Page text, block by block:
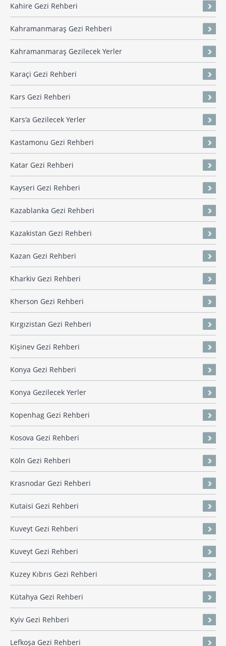
Kahire Gezi Rehberi
Kahramanmaraş Gezi Rehberi
Kahramanmaraş Gezilecek Yerler
Karaçi Gezi Rehberi
Kars Gezi Rehberi
Kars'a Gezilecek Yerler
Kastamonu Gezi Rehberi
Katar Gezi Rehberi
Kayseri Gezi Rehberi
Kazablanka Gezi Rehberi
Kazakistan Gezi Rehberi
Kazan Gezi Rehberi
Kharkiv Gezi Rehberi
Kherson Gezi Rehberi
Kırgızistan Gezi Rehberi
Kişinev Gezi Rehberi
Konya Gezi Rehberi
Konya Gezilecek Yerler
Kopenhag Gezi Rehberi
Kosova Gezi Rehberi
Köln Gezi Rehberi
Krasnodar Gezi Rehberi
Kutaisi Gezi Rehberi
Kuveyt Gezi Rehberi
Kuveyt Gezi Rehberi
Kuzey Kıbrıs Gezi Rehberi
Kütahya Gezi Rehberi
Kyiv Gezi Rehberi
Lefkoşa Gezi Rehberi